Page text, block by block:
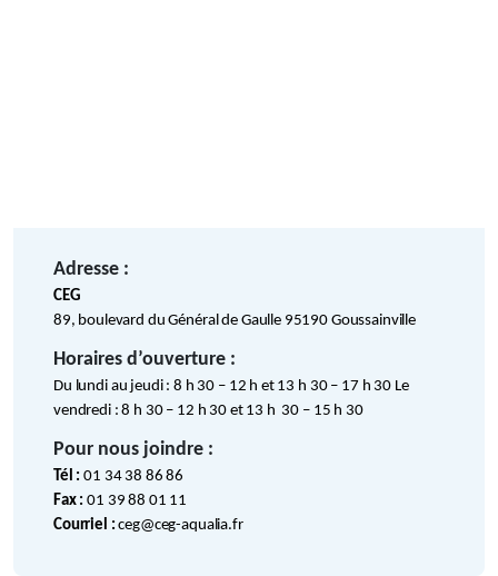
Adresse :
CEG
89, boulevard du Général de Gaulle 95190 Goussainville
Horaires d’ouverture :
Du lundi au jeudi : 8 h 30 – 12 h et 13 h 30 – 17 h 30 Le
vendredi : 8 h 30 – 12 h 30 et 13 h 30 – 15 h 30
Pour nous joindre :
Tél :01 34 38 86 86
Fax :01 39 88 01 11
Courriel :ceg@ceg-aqualia.fr